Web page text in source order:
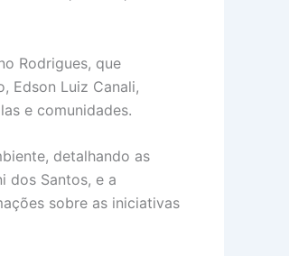
Rodrigues, que
Edson Luiz Canali,
e comunidades.
detalhando as
dos Santos, e a
sobre as iniciativas